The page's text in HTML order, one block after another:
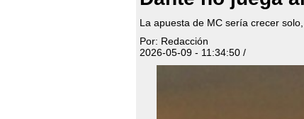
La apuesta de MC sería crecer
Por: Redacción
2026-05-09 - 11:34:50 /